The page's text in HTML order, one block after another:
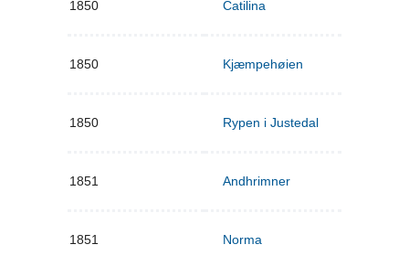
1850 Catilina
1850 Kjæmpehøien
1850 Rypen i Justedal
1851 Andhrimner
1851 Norma